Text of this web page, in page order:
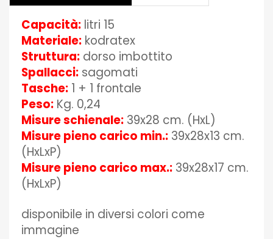
Capacità: litri 15
Materiale: kodratex
Struttura: dorso imbottito
Spallacci: sagomati
Tasche: 1 + 1 frontale
Peso: Kg. 0,24
Misure schienale: 39x28 cm. (HxL)
Misure pieno carico min.: 39x28x13 cm.
(HxLxP)
Misure pieno carico max.: 39x28x17 cm.
(HxLxP)
disponibile in diversi colori come
immagine